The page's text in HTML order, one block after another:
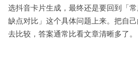
选抖音卡片生成，最终还是要回到「
缺点对比」这个具体问题上来。把自
去比较，答案通常比看文章清晰多了。